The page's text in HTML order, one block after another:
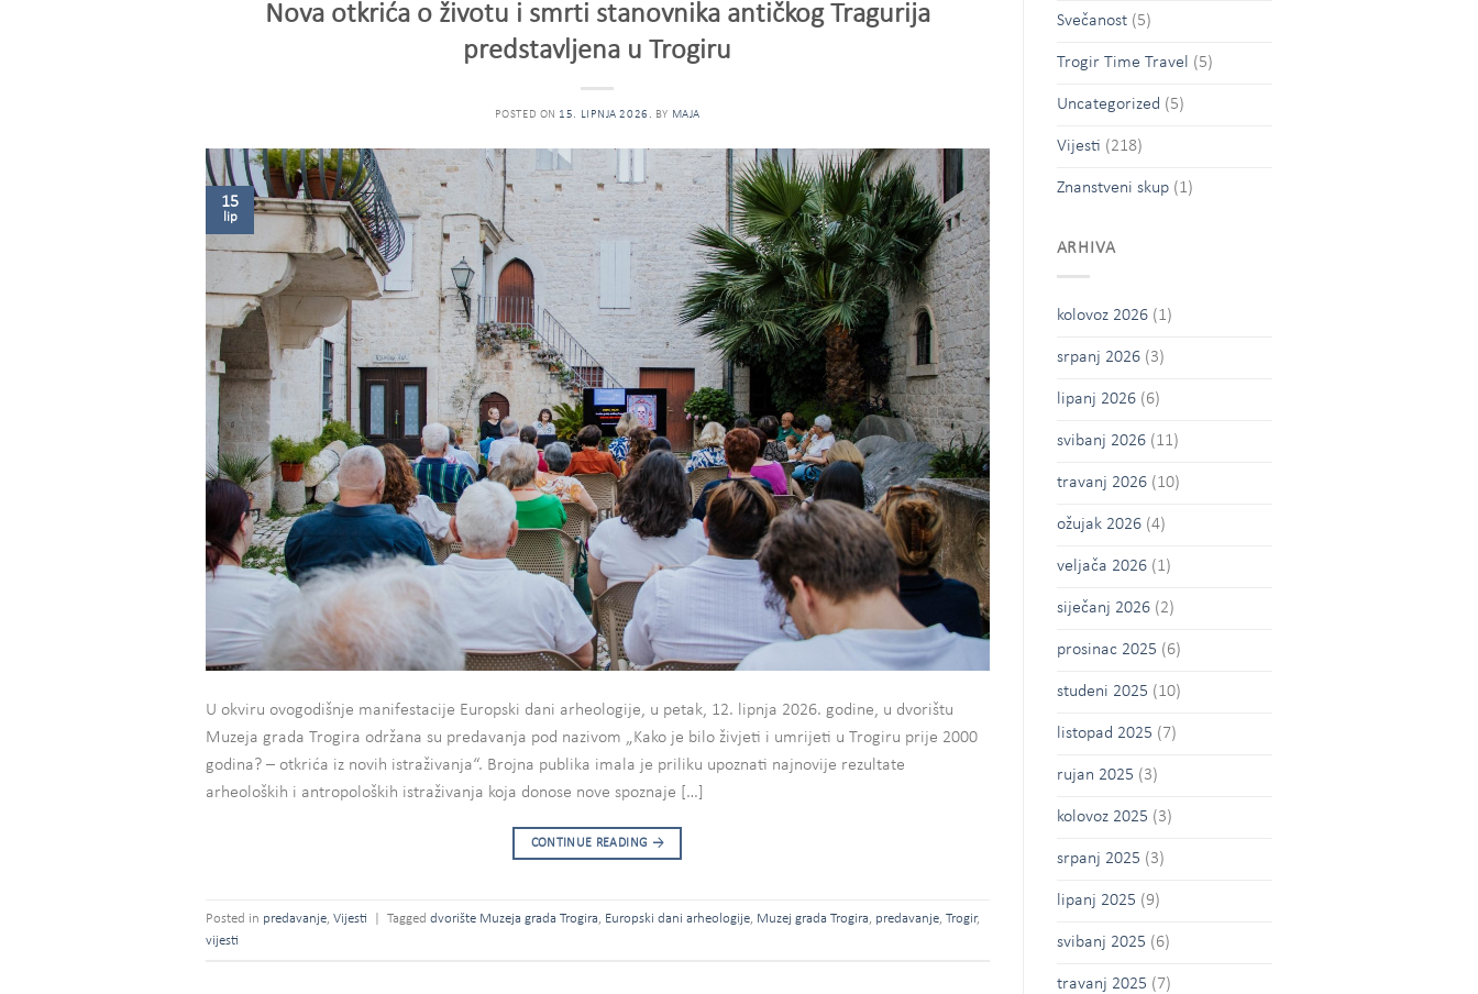
Nova otkrića o životu i smrti stanovnika antičkog Tragurija
predstavljena u Trogiru
POSTED ON 15. LIPNJA 2026. BY MAJA
15
lip
U okviru ovogodišnje manifestacije Europski dani arheologije, u petak, 12. lipnja 2026. godine, u dvorištu
Muzeja grada Trogira održana su predavanja pod nazivom „Kako je bilo živjeti i umrijeti u Trogiru prije 2000
godina? – otkrića iz novih istraživanja“. Brojna publika imala je priliku upoznati najnovije rezultate
arheoloških i antropoloških istraživanja koja donose nove spoznaje […]
CONTINUE READING →
Posted in predavanje Vijesti Tagged dvorište Muzeja grada Trogira Europski dani arheologije Muzej grada Trogira predavanje Trogir,
vijesti
Svečanost(5)
Trogir Time Travel (5)
Uncategorized (5)
Vijesti (218)
Znanstveni skup(1)
ARHIVA
kolovoz 2026(1)
srpanj 2026(3)
lipanj 2026(6)
svibanj 2026(11)
travanj 2026(10)
ožujak 2026(4)
veljača 2026(1)
siječanj 2026(2)
prosinac 2025 (6)
studeni 2025 (10)
listopad 2025 (7)
rujan 2025 (3)
kolovoz 2025 (3)
srpanj 2025 (3)
lipanj 2025 (9)
svibanj 2025 (6)
travanj 2025 (7)